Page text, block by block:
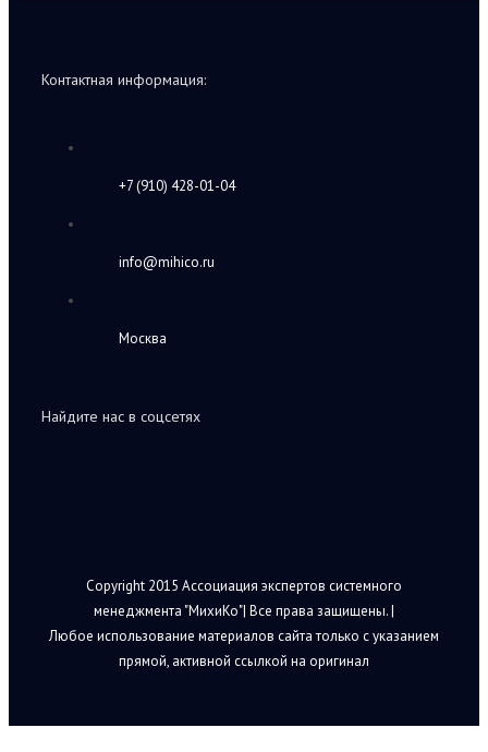
Контактная информация:
+7 (910) 428-01-04
info@mihico.ru
Москва
Найдите нас в соцсетях
Copyright 2015 Ассоциация экспертов системного
менеджмента "МихиКо"| Все права защищены. |
Любое использование материалов сайта только с указанием
прямой, активной ссылкой на оригинал